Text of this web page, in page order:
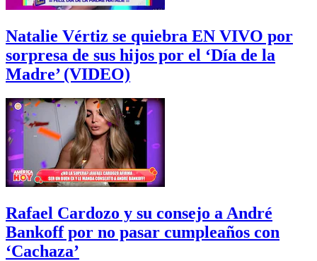
Natalie Vértiz se quiebra EN VIVO por
sorpresa de sus hijos por el ‘Día de la
Madre’ (VIDEO)
Rafael Cardozo y su consejo a André
Bankoff por no pasar cumpleaños con
‘Cachaza’